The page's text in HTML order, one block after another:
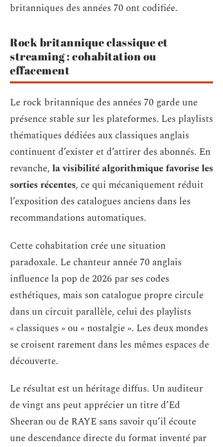
britanniques des années 70 ont codifiée.
Rock britannique classique et
streaming : cohabitation ou
effacement
Le rock britannique des années 70 garde une
présence stable sur les plateformes. Les playlists
thématiques dédiées aux classiques anglais
continuent d’exister et d’attirer des abonnés. En
revanche, la visibilité algorithmique favorise les
sorties récentes, ce qui mécaniquement réduit
l’exposition des catalogues anciens dans les
recommandations automatiques.
Cette cohabitation crée une situation
paradoxale. Le chanteur année 70 anglais
influence la pop de 2026 par ses codes
esthétiques, mais son catalogue propre circule
dans un circuit parallèle, celui des playlists
« classiques » ou « nostalgie ». Les deux mondes
se croisent rarement dans les mêmes espaces de
découverte.
Le résultat est un héritage diffus. Un auditeur
de vingt ans peut apprécier un titre d’Ed
Sheeran ou de RAYE sans savoir qu’il écoute
une descendance directe du format inventé par